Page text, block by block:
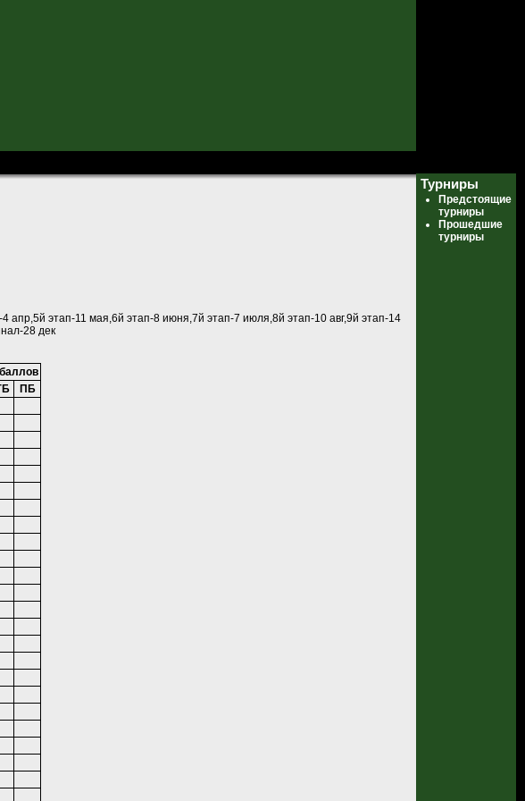
этап-11 мая,6й этап-8 июня,7й этап-7 июля,8й этап-10 авг,9й этап-14
28 дек
ПБ
Турниры
Предстоящие
турниры
Прошедшие
турниры